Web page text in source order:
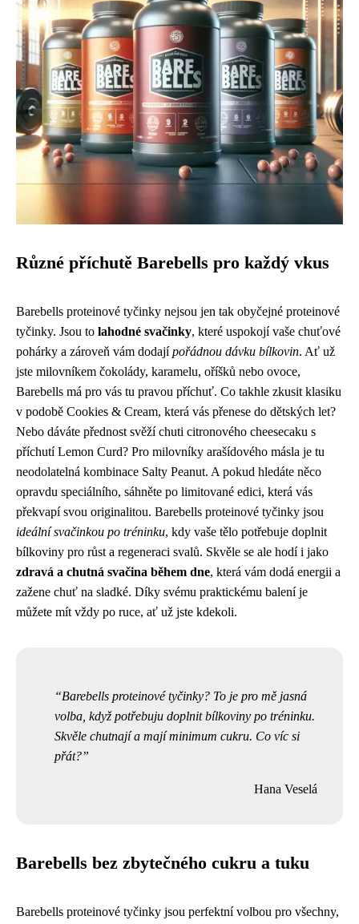
Různé příchutě Barebells pro každý vkus
Barebells proteinové tyčinky nejsou jen tak obyčejné proteinové
tyčinky. Jsou to lahodné svačinky, které uspokojí vaše chuťové
pohárky a zároveň vám dodajípořádnou dávku bílkovin. Ať už
jste milovníkem čokolády, karamelu, oříšků nebo ovoce,
Barebells má pro vás tu pravou příchuť. Co takhle zkusit klasiku
v podobě Cookies & Cream, která vás přenese do dětských let?
Nebo dáváte přednost svěží chuti citronového cheesecaku s
příchutí Lemon Curd? Pro milovníky arašídového másla je tu
neodolatelná kombinace Salty Peanut. A pokud hledáte něco
opravdu speciálního, sáhněte po limitované edici, která vás
překvapí svou originalitou. Barebells proteinové tyčinky jsou
ideální svačinkou po tréninku, kdy vaše tělo potřebuje doplnit
bílkoviny pro růst a regeneraci svalů. Skvěle se ale hodí i jako
zdravá a chutná svačina během dne, která vám dodá energii a
zažene chuť na sladké. Díky svému praktickému balení je
můžete mít vždy po ruce, ať už jste kdekoli.
Barebells proteinové tyčinky? To je pro mě jasná
volba, když potřebuju doplnit bílkoviny po tréninku.
Skvěle chutnají a mají minimum cukru. Co víc si
přát?
Hana Veselá
Barebells bez zbytečného cukru a tuku
Barebells proteinové tyčinky jsou perfektní volbou pro všechny,